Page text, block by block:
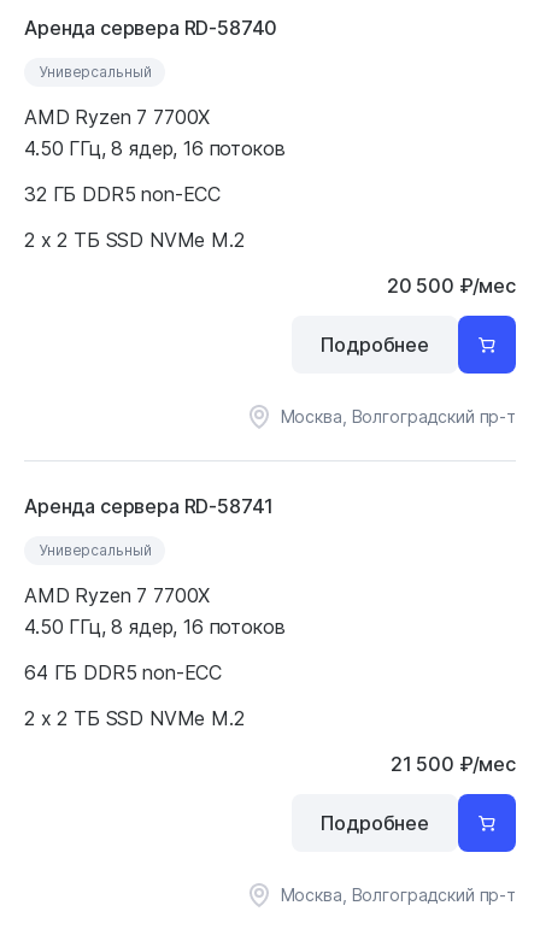
Аренда сервера RD-58740
Универсальный
AMD Ryzen 7 7700X
4.50 ГГц, 8 ядер, 16 потоков
32 ГБ DDR5 non-ECC
2 x 2 ТБ SSD NVMe M.2
20 500 ₽/мес
Москва, Волгоградский пр-т
Подробнее
Аренда сервера RD-58741
Универсальный
AMD Ryzen 7 7700X
4.50 ГГц, 8 ядер, 16 потоков
64 ГБ DDR5 non-ECC
2 x 2 ТБ SSD NVMe M.2
21 500 ₽/мес
Москва, Волгоградский пр-т
Подробнее